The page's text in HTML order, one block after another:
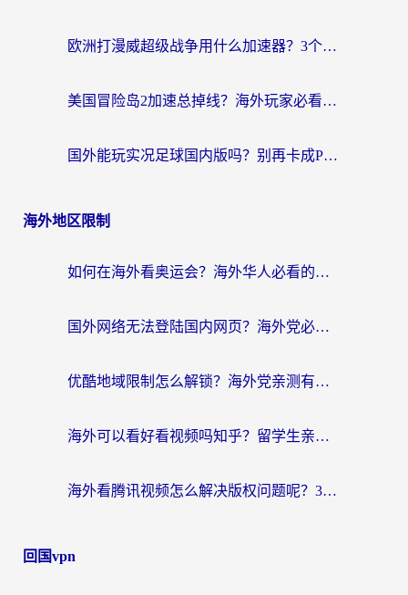
欧洲打漫威超级战争用什么加速器？3个海外游戏卡顿问题一次解决（附实测推荐）
美国冒险岛2加速总掉线？海外玩家必看的国服游戏加速器选择指南
国外能玩实况足球国内版吗？别再卡成PPT！海外党国服游戏加速全攻略
海外地区限制
如何在海外看奥运会？海外华人必看的体育赛事直播终极指南
国外网络无法登陆国内网页？海外党必看：选对回国加速器实现无缝访问
优酷地域限制怎么解锁？海外党亲测有效的追剧自由指南
海外可以看好看视频吗知乎？留学生亲测有效的回国追剧解决方案
海外看腾讯视频怎么解决版权问题呢？3步让你轻松解锁国内影视自由
回国vpn